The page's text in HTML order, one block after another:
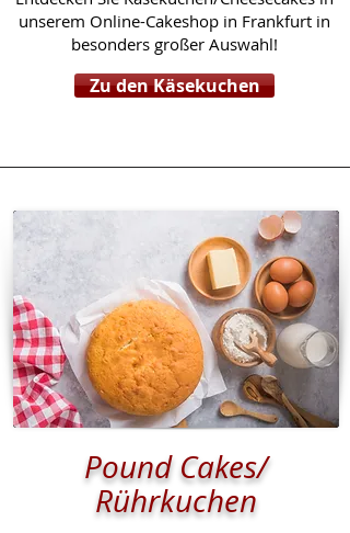
unserem Online-Cakeshop in Frankfurt in
besonders großer Auswahl!
Zu den Käsekuchen
Pound Cakes/
Rührkuchen